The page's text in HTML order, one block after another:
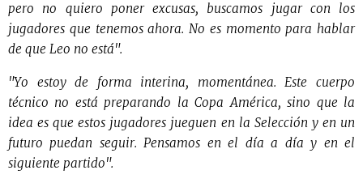
pero no quiero poner excusas, buscamos jugar con los
jugadores que tenemos ahora. No es momento para hablar
de que Leo no está".
"Yo estoy de forma interina, momentánea. Este cuerpo
técnico no está preparando la Copa América, sino que la
idea es que estos jugadores jueguen en la Selección y en un
futuro puedan seguir. Pensamos en el día a día y en el
siguiente partido".